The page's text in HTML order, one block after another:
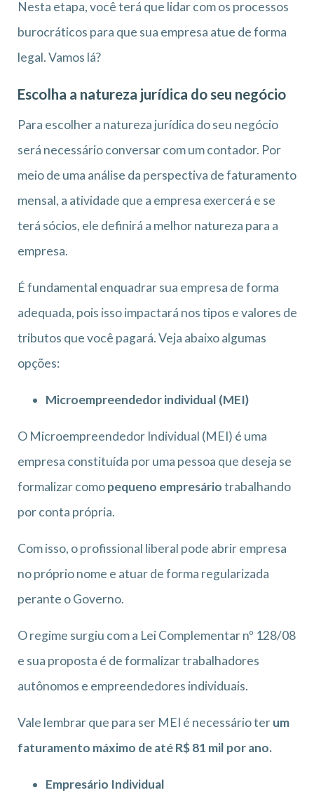
Nesta etapa, você terá que lidar com os processos
burocráticos para que sua empresa atue de forma
legal. Vamos lá?
Escolha a natureza jurídica do seu negócio
Para escolher a natureza jurídica do seu negócio
será necessário conversar com um contador. Por
meio de uma análise da perspectiva de faturamento
mensal, a atividade que a empresa exercerá e se
terá sócios, ele definirá a melhor natureza para a
empresa.
É fundamental enquadrar sua empresa de forma
adequada, pois isso impactará nos tipos e valores de
tributos que você pagará. Veja abaixo algumas
opções:
Microempreendedor individual (MEI)
O Microempreendedor Individual (MEI) é uma
empresa constituída por uma pessoa que deseja se
formalizar comopequeno empresáriotrabalhando
por conta própria.
Com isso, o profissional liberal pode abrir empresa
no próprio nome e atuar de forma regularizada
perante o Governo.
O regime surgiu com a Lei Complementar nº 128/08
e sua proposta é de formalizar trabalhadores
autônomos e empreendedores individuais.
Vale lembrar que para ser MEI é necessário terum
faturamento máximo de até R$ 81 mil por ano.
Empresário Individual